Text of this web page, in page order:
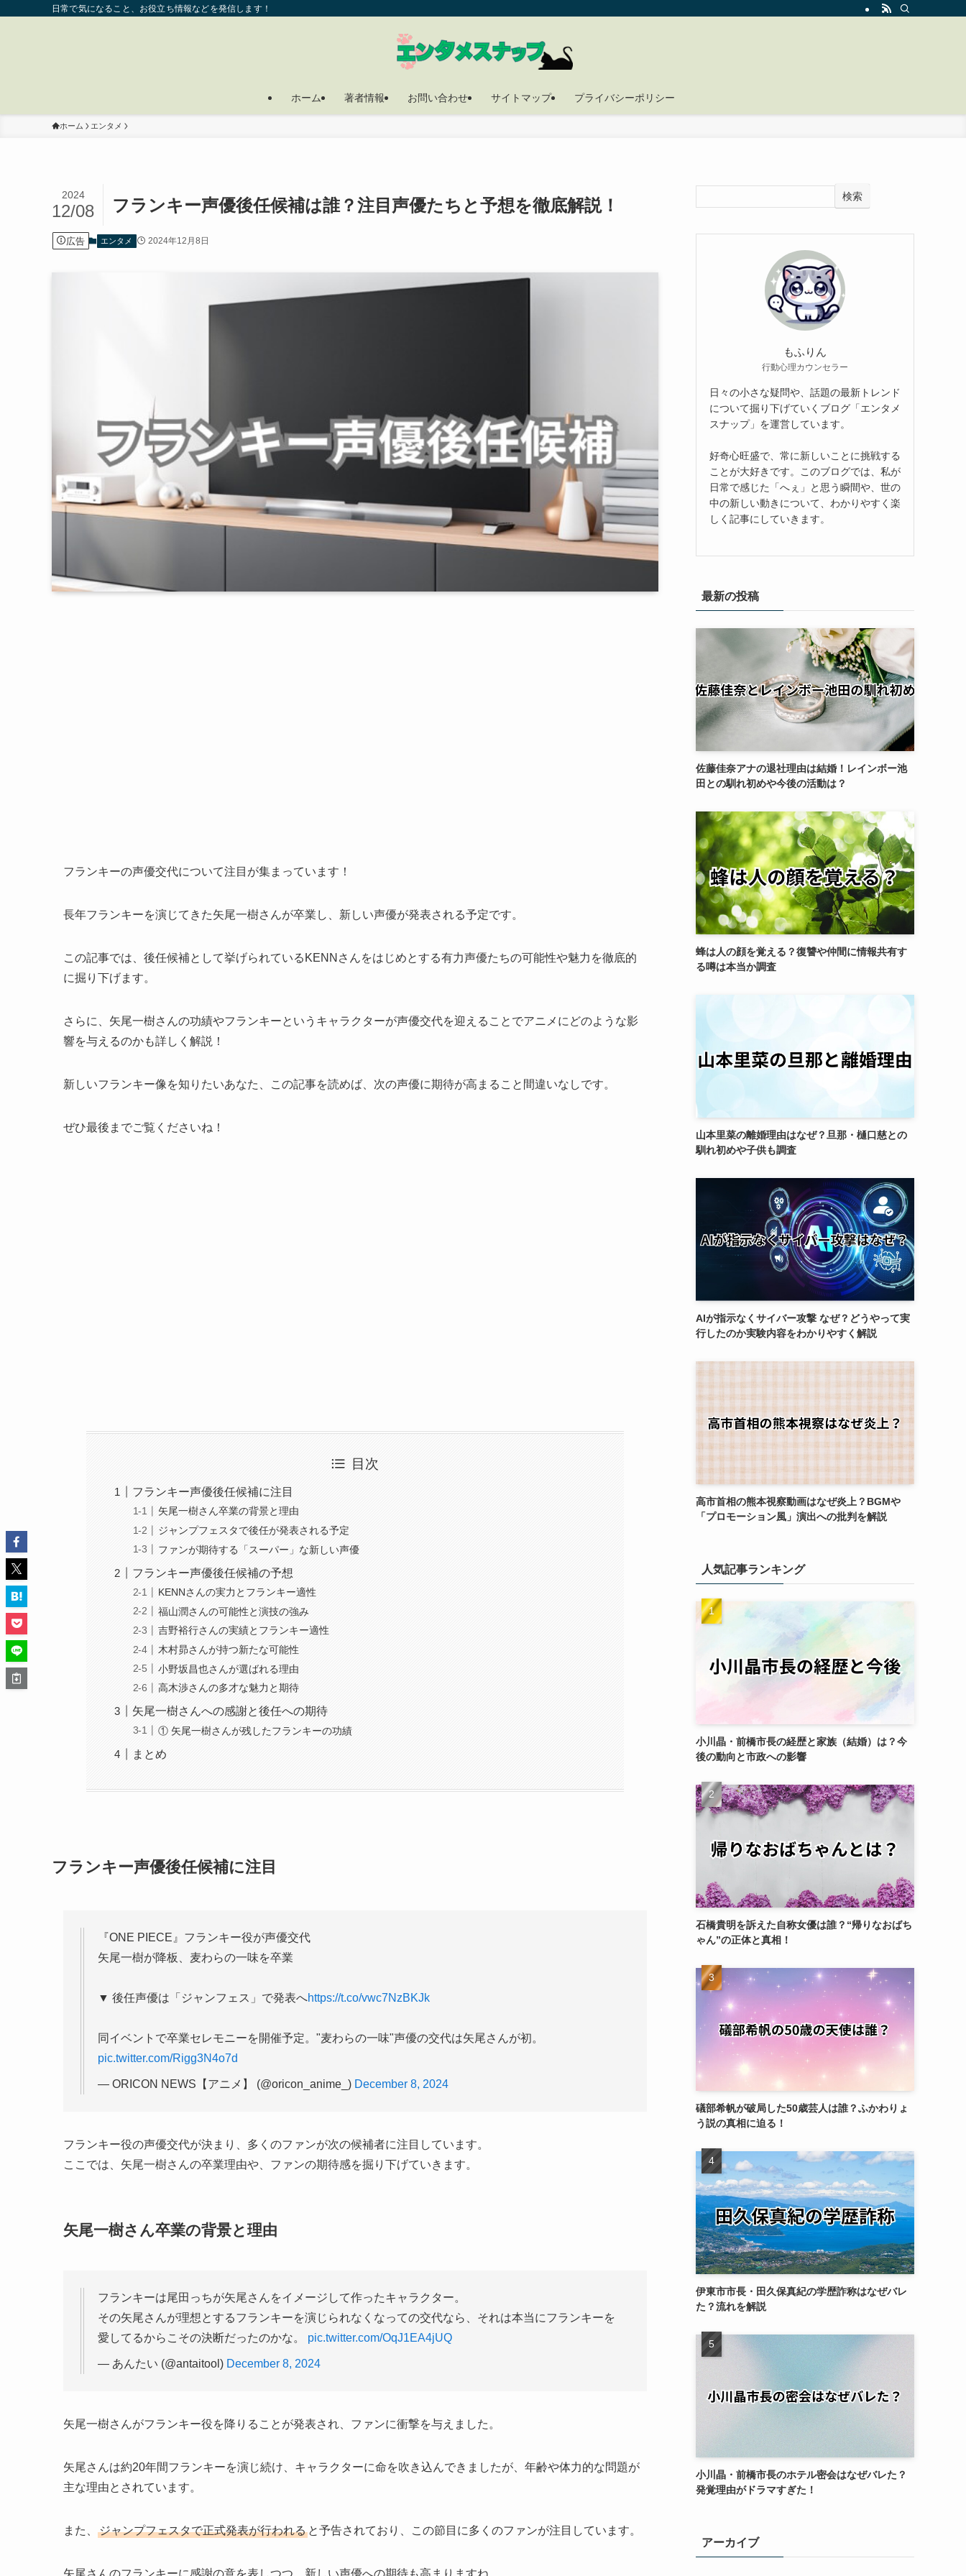
日常で気になること、お役立ち情報などを発信します！
ホーム 著者情報 お問い合わせ サイトマップ プライバシーポリシー
ホーム エンタメ
フランキー声優後任候補は誰？注目声優たちと予想を徹底解説！
2024
12/08
広告 エンタメ 2024年12月8日
フランキーの声優交代について注目が集まっています！
長年フランキーを演じてきた矢尾一樹さんが卒業し、新しい声優が発表される予定です。
この記事では、後任候補として挙げられているKENNさんをはじめとする有力声優たちの可能性や魅力を徹底的
に掘り下げます。
さらに、矢尾一樹さんの功績やフランキーというキャラクターが声優交代を迎えることでアニメにどのような影
響を与えるのかも詳しく解説！
新しいフランキー像を知りたいあなた、この記事を読めば、次の声優に期待が高まること間違いなしです。
ぜひ最後までご覧くださいね！
目次
フランキー声優後任候補に注目
矢尾一樹さん卒業の背景と理由
ジャンプフェスタで後任が発表される予定
ファンが期待する「スーパー」な新しい声優
フランキー声優後任候補の予想
KENNさんの実力とフランキー適性
福山潤さんの可能性と演技の強み
吉野裕行さんの実績とフランキー適性
木村昴さんが持つ新たな可能性
小野坂昌也さんが選ばれる理由
高木渉さんの多才な魅力と期待
矢尾一樹さんへの感謝と後任への期待
① 矢尾一樹さんが残したフランキーの功績
まとめ
フランキー声優後任候補に注目
『ONE PIECE』フランキー役が声優交代
矢尾一樹が降板、麦わらの一味を卒業
▼ 後任声優は「ジャンフェス」で発表へhttps://t.co/vwc7NzBKJk
同イベントで卒業セレモニーを開催予定。"麦わらの一味"声優の交代は矢尾さんが初。
pic.twitter.com/Rigg3N4o7d
— ORICON NEWS【アニメ】 (@oricon_anime_) December 8, 2024
フランキー役の声優交代が決まり、多くのファンが次の候補者に注目しています。
ここでは、矢尾一樹さんの卒業理由や、ファンの期待感を掘り下げていきます。
矢尾一樹さん卒業の背景と理由
フランキーは尾田っちが矢尾さんをイメージして作ったキャラクター。
その矢尾さんが理想とするフランキーを演じられなくなっての交代なら、それは本当にフランキーを
愛してるからこその決断だったのかな。 pic.twitter.com/OqJ1EA4jUQ
— あんたい (@antaitool) December 8, 2024
矢尾一樹さんがフランキー役を降りることが発表され、ファンに衝撃を与えました。
矢尾さんは約20年間フランキーを演じ続け、キャラクターに命を吹き込んできましたが、年齢や体力的な問題が
主な理由とされています。
また、 ジャンプフェスタで正式発表が行われる と予告されており、この節目に多くのファンが注目しています。
矢尾さんのフランキーに感謝の意を表しつつ、新しい声優への期待も高まりますね。
検索
もふりん
行動心理カウンセラー
日々の小さな疑問や、話題の最新トレンド
について掘り下げていくブログ「エンタメ
スナップ」を運営しています。
好奇心旺盛で、常に新しいことに挑戦する
ことが大好きです。このブログでは、私が
日常で感じた「へぇ」と思う瞬間や、世の
中の新しい動きについて、わかりやすく楽
しく記事にしていきます。
最新の投稿
佐藤佳奈アナの退社理由は結婚！レインボー池
田との馴れ初めや今後の活動は？
蜂は人の顔を覚える？復讐や仲間に情報共有す
る噂は本当か調査
山本里菜の離婚理由はなぜ？旦那・樋口慈との
馴れ初めや子供も調査
AIが指示なくサイバー攻撃 なぜ？どうやって実
行したのか実験内容をわかりやすく解説
高市首相の熊本視察動画はなぜ炎上？BGMや
「プロモーション風」演出への批判を解説
人気記事ランキング
小川晶・前橋市長の経歴と家族（結婚）は？今
後の動向と市政への影響
石橋貴明を訴えた自称女優は誰？“帰りなおばち
ゃん”の正体と真相！
礒部希帆が破局した50歳芸人は誰？ふかわりょ
う説の真相に迫る！
伊東市市長・田久保真紀の学歴詐称はなぜバレ
た？流れを解説
小川晶・前橋市長のホテル密会はなぜバレた？
発覚理由がドラマすぎた！
アーカイブ